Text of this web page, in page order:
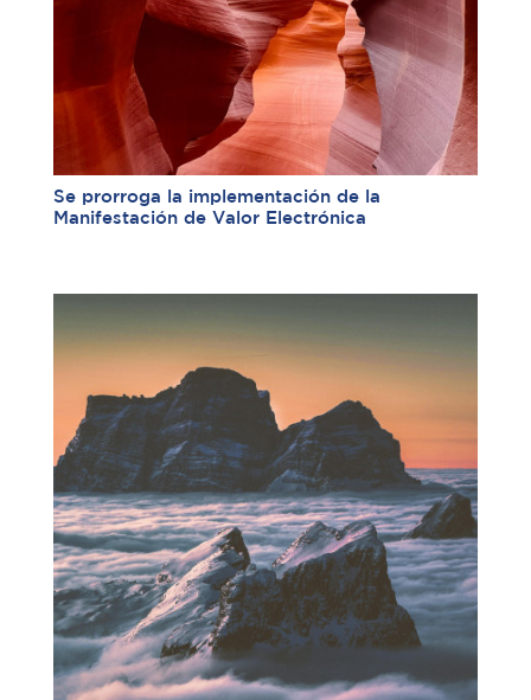
Se prorroga la implementación de la
Manifestación de Valor Electrónica